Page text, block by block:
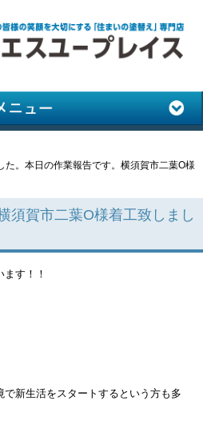
た。本日の作業報告です。横須賀市二葉O様
須賀市二葉O様着工致しまし
す！！
で新生活をスタートするという方も多